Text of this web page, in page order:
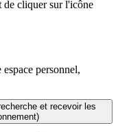
cliquer sur l'icône
personnel,
et recevoir les